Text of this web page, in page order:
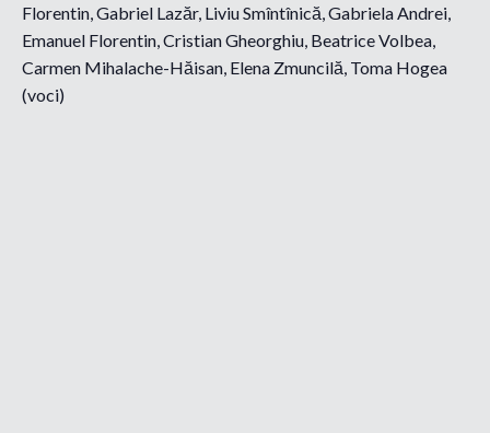
Florentin, Gabriel Lazăr, Liviu Smîntînică, Gabriela Andrei,
Emanuel Florentin, Cristian Gheorghiu, Beatrice Volbea,
Carmen Mihalache-Hăisan, Elena Zmuncilă, Toma Hogea
(voci)